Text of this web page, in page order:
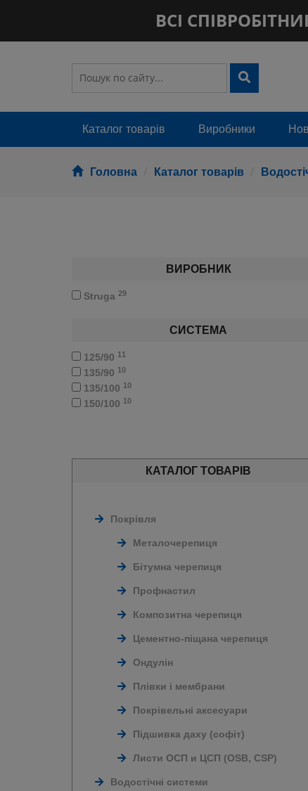
ВСІ
Каталог товарів Виробники
Головна Каталог товарів
ВИРОБНИК
Struga 29
СИСТЕМА
125/90 11
135/90 10
135/100 10
150/100 10
КАТАЛОГ ТОВАРІВ
Покрівля
Металочерепиця
Бітумна черепиця
Профнастил
Композитна черепиця
Цементно-піщана черепиця
Ондулін
Плівки і мембрани
Покрівельні аксесуари
Підшивка даху (софіт)
Листи ОСП и ЦСП (OSB, CSP)
Водостічні системи